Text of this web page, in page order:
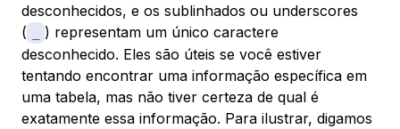
desconhecidos, e os sublinhados ou underscores
(
) representam um único caractere
desconhecido. Eles são úteis se você estiver
tentando encontrar uma informação específica em
uma tabela, mas não tiver certeza de qual é
exatamente essa informação. Para ilustrar, digamos